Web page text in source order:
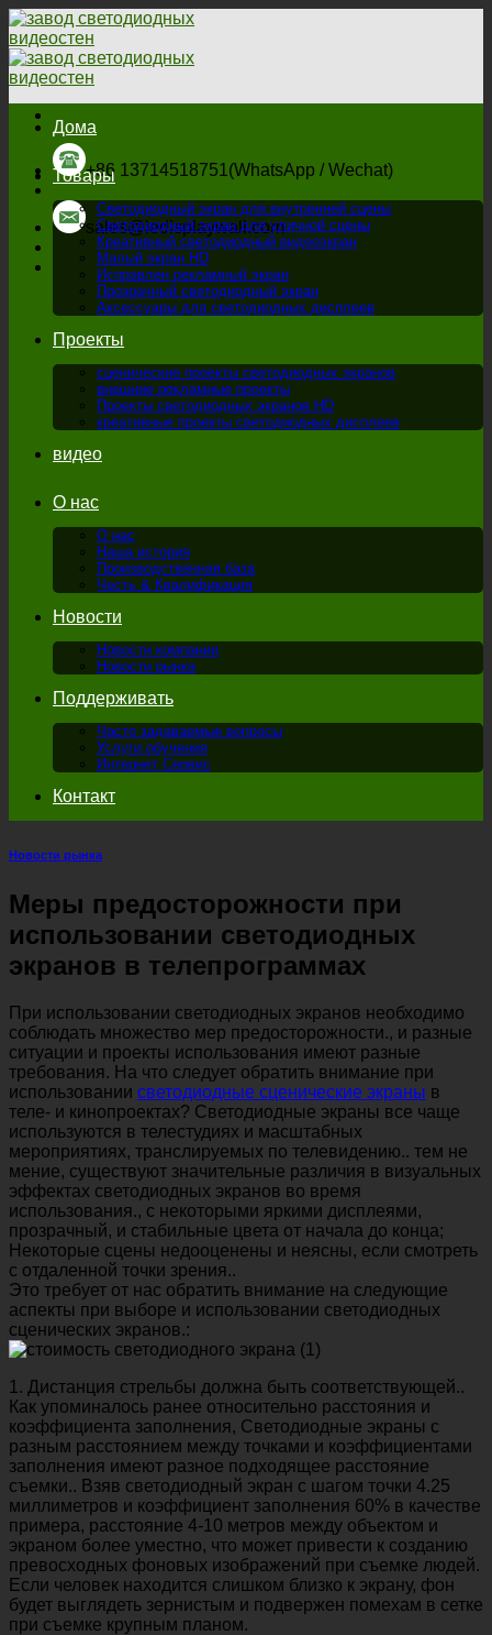
перейти
к
содержанию
+86 13714518751(WhatsApp / Wechat)
sales@ledisplaywall.com
Дома
Товары
Светодиодный экран для внутренней сцены
Светодиодный экран для уличной сцены
Креативный светодиодный видеоэкран
Малый экран HD
Исправлен рекламный экран
Прозрачный светодиодный экран
Аксессуары для светодиодных дисплеев
Проекты
сценические проекты светодиодных экранов
внешние рекламные проекты
Проекты светодиодных экранов HD
креативные проекты светодиодных дисплеев
видео
О нас
О нас
Наша история
Производственная база
Честь & Квалификация
Новости
Новости компании
Новости рынка
Поддерживать
Часто задаваемые вопросы
Услуги обучения
Интернет Сервис
Контакт
Новости рынка
Меры предосторожности при
использовании светодиодных
экранов в телепрограммах
При использовании светодиодных экранов необходимо
соблюдать множество мер предосторожности., и разные
ситуации и проекты использования имеют разные
требования. На что следует обратить внимание при
использовании светодиодные сценические экраны в
теле- и кинопроектах? Светодиодные экраны все чаще
используются в телестудиях и масштабных
мероприятиях, транслируемых по телевидению.. тем не
мение, существуют значительные различия в визуальных
эффектах светодиодных экранов во время
использования., с некоторыми яркими дисплеями,
прозрачный, и стабильные цвета от начала до конца;
Некоторые сцены недооценены и неясны, если смотреть
с отдаленной точки зрения..
Это требует от нас обратить внимание на следующие
аспекты при выборе и использовании светодиодных
сценических экранов.:
1. Дистанция стрельбы должна быть соответствующей..
Как упоминалось ранее относительно расстояния и
коэффициента заполнения, Светодиодные экраны с
разным расстоянием между точками и коэффициентами
заполнения имеют разное подходящее расстояние
съемки.. Взяв светодиодный экран с шагом точки 4.25
миллиметров и коэффициент заполнения 60% в качестве
примера, расстояние 4-10 метров между объектом и
экраном более уместно, что может привести к созданию
превосходных фоновых изображений при съемке людей.
Если человек находится слишком близко к экрану, фон
будет выглядеть зернистым и подвержен помехам в сетке
при съемке крупным планом.